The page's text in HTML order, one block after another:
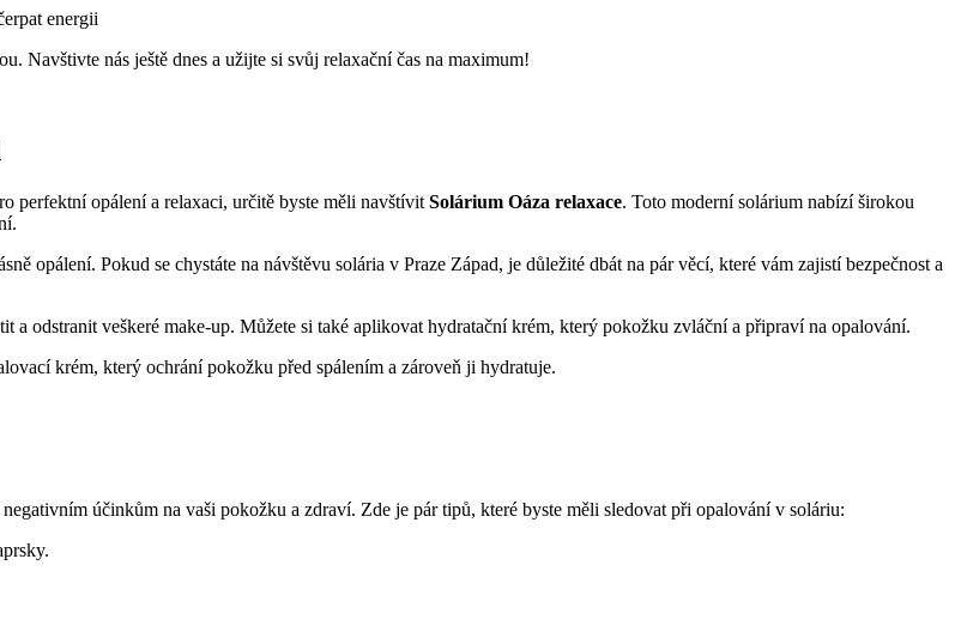
energii
Navštivte⁢ nás ještě⁢ dnes a užijte si ⁤svůj relaxační čas na ⁢maximum!
perfektní opálení a relaxaci, určitě byste měli navštívit Solárium ​Oáza relaxace. Toto ⁢moderní solárium nabízí širokou
opálení. ‍Pokud se chystáte na návštěvu solária v Praze Západ, je důležité dbát na pár věcí, které vám zajistí bezpečnost a
a odstranit veškeré‍ make-up. Můžete ‌si také aplikovat hydratační krém, který pokožku zvláční a připraví na opalování.
krém, který ochrání pokožku před spálením⁢ a zároveň ji hydratuje.
účinkům na vaši pokožku a zdraví. Zde je pár tipů, které byste ⁣měli sledovat při opalování v soláriu: